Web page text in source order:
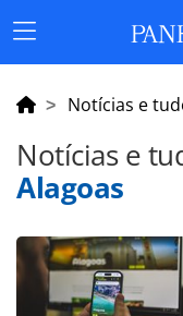
Menu
Principal
Notícias e
Notícias e
Alagoas